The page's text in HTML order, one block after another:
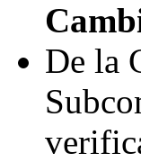
De la